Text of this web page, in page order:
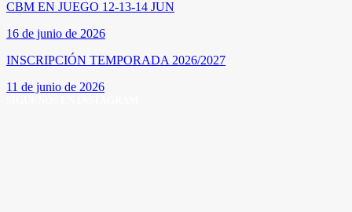
CBM EN JUEGO 12-13-14 JUN
16 de junio de 2026
INSCRIPCIÓN TEMPORADA 2026/2027
11 de junio de 2026